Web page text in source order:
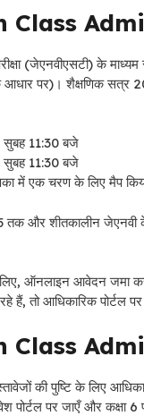
(जेएनवीएसटी) के
पर)। शैक्षणिक सत्र
सुबह 11:30 बजे
11:30 बजे
में एक चरण के लिए मैप
तक और शीतकालीन
ऑनलाइन आवेदन जमा
तो आधिकारिक पोर्टल
की पुष्टि के लिए
पोर्टल पर जाएँ और